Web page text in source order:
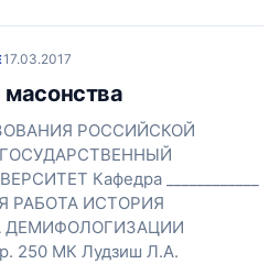
17.03.2017
РОССИЙСКОЙ
Кафедра ____________
РАБОТА ИСТОРИЯ
ДЕМИФОЛОГИЗАЦИИ
250 МК Лудзиш Л.А.